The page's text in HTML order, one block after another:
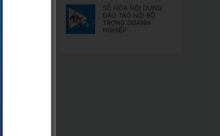
viên
SỐ HÓA NỘI DUNG
ĐÀO TẠO NỘI BỘ
TRONG DOANH
NGHIỆP